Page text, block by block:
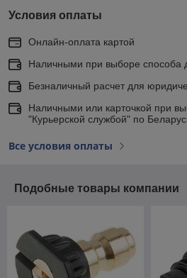
Условия оплаты
Онлайн-оплата картой
Наличными при выборе способа
Безналичный расчет для
Наличными или карточкой при
"Курьерской службой" по
Все условия оплаты
Подобные товары компании